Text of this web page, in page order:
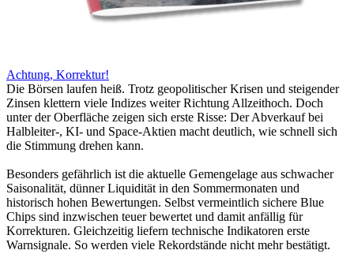
Achtung, Korrektur!
Die Börsen laufen heiß. Trotz geopolitischer Krisen und steigender
Zinsen klettern viele Indizes weiter Richtung Allzeithoch. Doch
unter der Oberfläche zeigen sich erste Risse: Der Abverkauf bei
Halbleiter-, KI- und Space-Aktien macht deutlich, wie schnell sich
die Stimmung drehen kann.
Besonders gefährlich ist die aktuelle Gemengelage aus schwacher
Saisonalität, dünner Liquidität in den Sommermonaten und
historisch hohen Bewertungen. Selbst vermeintlich sichere Blue
Chips sind inzwischen teuer bewertet und damit anfällig für
Korrekturen. Gleichzeitig liefern technische Indikatoren erste
Warnsignale. So werden viele Rekordstände nicht mehr bestätigt.